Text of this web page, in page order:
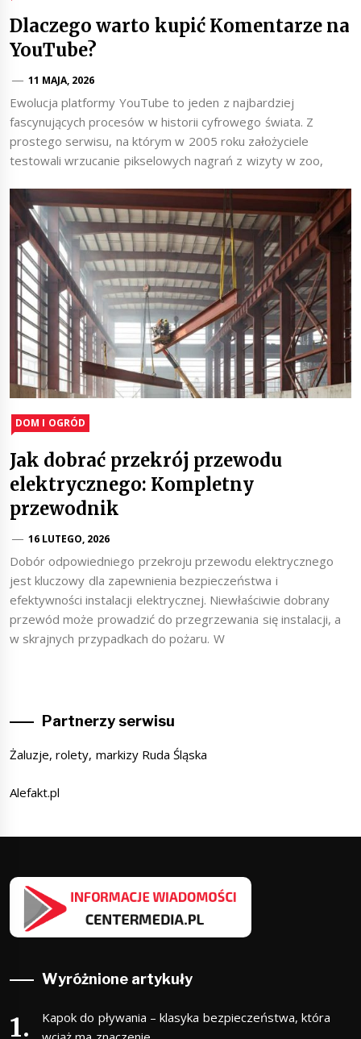
Dlaczego warto kupić Komentarze na
YouTube?
11 MAJA, 2026
Ewolucja platformy YouTube to jeden z najbardziej
fascynujących procesów w historii cyfrowego świata. Z
prostego serwisu, na którym w 2005 roku założyciele
testowali wrzucanie pikselowych nagrań z wizyty w zoo,
DOM I OGRÓD
Jak dobrać przekrój przewodu
elektrycznego: Kompletny
przewodnik
16 LUTEGO, 2026
Dobór odpowiedniego przekroju przewodu elektrycznego
jest kluczowy dla zapewnienia bezpieczeństwa i
efektywności instalacji elektrycznej. Niewłaściwie dobrany
przewód może prowadzić do przegrzewania się instalacji, a
w skrajnych przypadkach do pożaru. W
Partnerzy serwisu
Żaluzje, rolety, markizy Ruda Śląska
Alefakt.pl
Wyróżnione artykuły
Kapok do pływania – klasyka bezpieczeństwa, która